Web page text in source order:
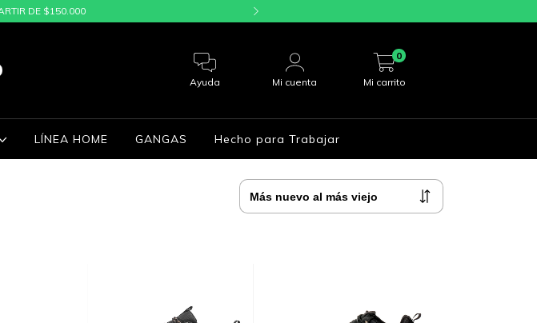
DE $150.000
Ayuda Mi cuenta Mi carrito
0
LÍNEA HOME GANGAS Hecho para Trabajar